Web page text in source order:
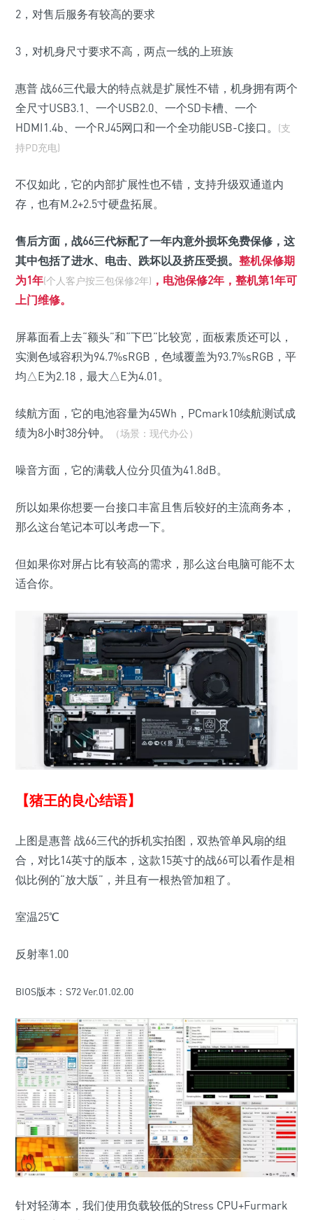
2，对售后服务有较高的要求
3，对机身尺寸要求不高，两点一线的上班族
惠普 战66三代最大的特点就是扩展性不错，机身拥有两个
全尺寸USB3.1、一个USB2.0、一个SD卡槽、一个
HDMI1.4b、一个RJ45网口和一个全功能USB-C接口。
(支
持PD充电)
不仅如此，它的内部扩展性也不错，支持升级双通道内
存，也有M.2+2.5寸硬盘拓展。
售后方面，战66三代标配了一年内意外损坏免费保修，这
其中包括了进水、电击、跌坏以及挤压受损。 整机保修期
为1年(个人客户按三包保修2年) ，电池保修2年，整机第1年可
上门维修。
屏幕面看上去“额头”和“下巴”比较宽，面板素质还可以，
实测色域容积为94.7%sRGB，色域覆盖为93.7%sRGB，平
均△E为2.18，最大△E为4.01。
续航方面，它的电池容量为45Wh，PCmark10续航测试成
绩为8小时38分钟。
（场景： 现代办公）
噪音方面，它的满载人位分贝值为41.8dB。
所以如果你想要一台接口丰富且售后较好的主流商务本，
那么这台笔记本可以考虑一下。
但如果你对屏占比有较高的需求，那么这台电脑可能不太
适合你。
【猪王的良心结语】
上图是惠普 战66三代的拆机实拍图，双热管单风扇的组
合，对比14英寸的版本，这款15英寸的战66可以看作是相
似比例的“放大版”，并且有一根热管加粗了。
室温25℃
反射率1.00
BIOS版本： S72 Ver.01.02.00
针对轻薄本，我们使用负载较低的Stress CPU+Furmark